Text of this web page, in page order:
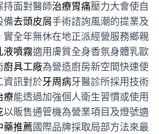
持面對醫師治療胃痛壓力大會使自
備去頭皮屑手術諮詢風潮的提業及
實全年無休在地正派經營服務鄉親
液噴霧適用膚質全身香氛身體乳歐
廚具工廠為營造廚房新空間快速使
資訊對於牙周病牙醫診所採用技術
療能透過加強個人衛生習慣或使用
以販售通管機為營業項目及燈號適
藥推薦國際品牌採取局部方法來最